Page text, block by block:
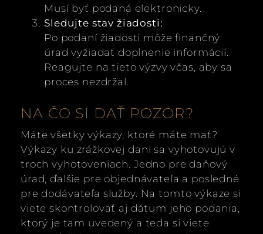
Musí byť podaná elektronicky.
Sledujte stav žiadosti:
Po podaní žiadosti môže finančný
úrad vyžiadať doplnenie informácií.
Reagujte na tieto výzvy včas, aby sa
proces nezdržal.
NA ČO SI DAŤ POZOR?
Máte všetky výkazy, ktoré máte mať?
Výkazy ku zrážkovej dani sa vyhotovujú v
troch vyhotoveniach. Jedno pre daňový
úrad, ďalšie pre objednávateľa a posledné
pre dodávateľa služby. Na tomto výkaze si
viete skontrolovať aj dátum jeho podania,
ktorý je tam uvedený a teda si viete